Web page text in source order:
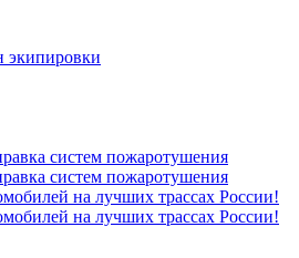
экипировки
систем пожаротушения
систем пожаротушения
на лучших трассах России!
на лучших трассах России!